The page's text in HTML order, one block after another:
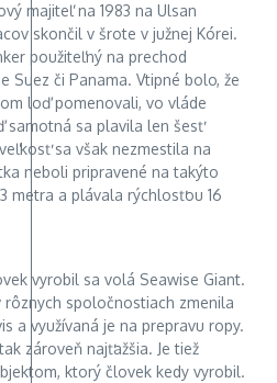
majiteľ na 1983 na Ulsan
skončil v šrote v južnej Kórei.
použiteľný na prechod
Suez či Panama. Vtipné bolo, že
loď pomenovali, vo vláde
samotná sa plavila len šesť
sa však nezmestila na
neboli pripravené na takýto
metra a plávala rýchlosťou 16
vyrobil sa volá Seawise Giant.
rôznych spoločnostiach zmenila
a využívaná je na prepravu ropy.
zároveň najťažšia. Je tiež
ktorý človek kedy vyrobil.